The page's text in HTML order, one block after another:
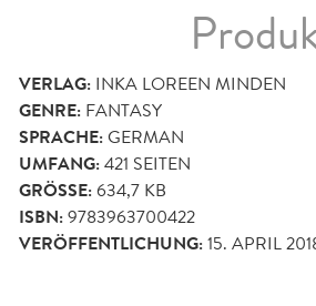
VERLAG: INKA LOREEN MINDEN
GENRE: FANTASY
SPRACHE:GERMAN
UMFANG:421 SEITEN
GRÖSSE: 634,7 KB
ISBN:9783963700422
VERÖFFENTLICHUNG:15. APRIL